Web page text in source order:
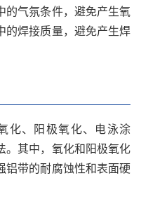
的气氛条件，避免产生氧
的焊接质量，避免产生焊
化、阳极氧化、电泳涂
。其中，氧化和阳极氧化
铝带的耐腐蚀性和表面硬